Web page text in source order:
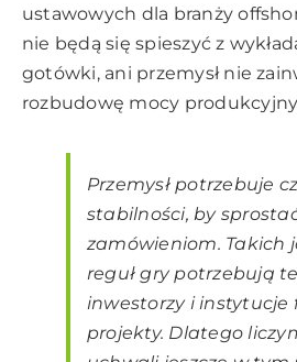
ustawowych dla branży
nie będą się spieszyć z
gotówki, ani przemysł nie
rozbudowę mocy
Przemysł potrzebuje
stabilności, by
zamówieniom. Takich
reguł gry potrzebują
inwestorzy i instytucje
projekty. Dlatego